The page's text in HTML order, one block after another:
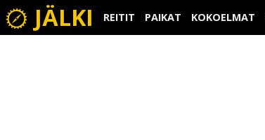
JÄLKI REITIT PAIKAT KOKOELMAT